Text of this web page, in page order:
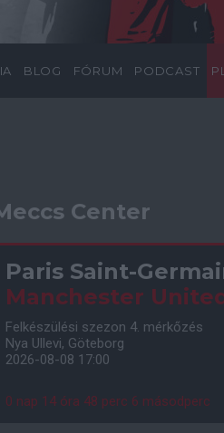
BLOG FÓRUM PODCAST
Center
Paris Saint-
Manchester
Felkészülési szezon 4. mérkőzés
Nya Ullevi, Göteborg
2026-08-08 17:00
0 nap 14 óra 48 perc 5 másodperc